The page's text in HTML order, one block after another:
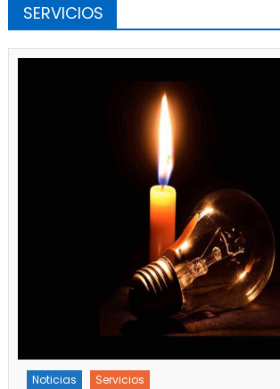
SERVICIOS
Noticias Servicios